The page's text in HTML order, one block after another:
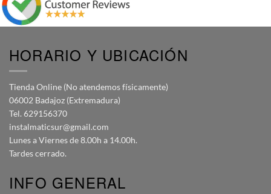
HORARIO Y UBICACIÓN
Tienda Online (No atendemos físicamente)
06002 Badajoz (Extremadura)
Tel. 629156370
instalmaticsur@gmail.com
Lunes a Viernes de 8.00h a 14.00h.
Tardes cerrado.
INFO GENERAL